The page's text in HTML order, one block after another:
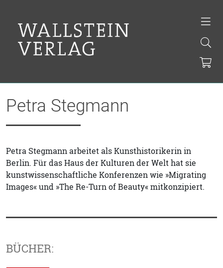
Petra Stegmann
Petra Stegmann arbeitet als Kunsthistorikerin in
Berlin. Für das Haus der Kulturen der Welt hat sie
kunstwissenschaftliche Konferenzen wie »Migrating
Images« und »The Re-Turn of Beauty« mitkonzipiert.
BÜCHER: